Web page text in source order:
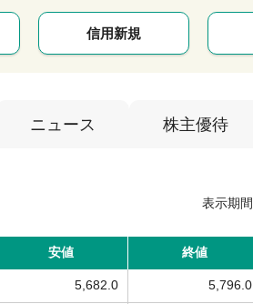
信用新規
ニュース 株主優待
表示期間
安値 終値
5,682.0 5,796.0